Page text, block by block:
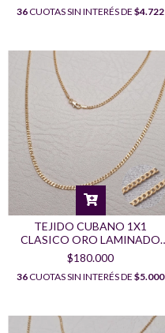
36CUOTAS SIN INTERÉS DE $4.722
TEJIDO CUBANO 1X1
CLASICO ORO LAMINADO
18K
$180.000
36CUOTAS SIN INTERÉS DE $5.000